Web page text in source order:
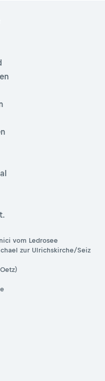
vom Ledrosee
zur Ulrichskirche/Seiz